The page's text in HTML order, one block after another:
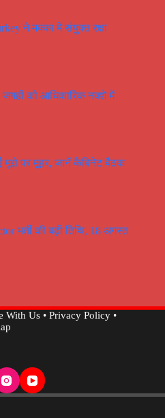
ने मक्का में संयुक्त रक्षा
जगहों को आधिकारिक नक्शे में
पर मूहर, जानें कैबिनेट बैठक
भर्ती की बढ़ी तिथि, 18 अगस्त
With Us• Privacy Policy•